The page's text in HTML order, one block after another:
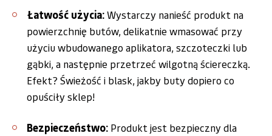
Łatwość użycia:Wystarczy nanieść produkt na
powierzchnię butów, delikatnie wmasować przy
użyciu wbudowanego aplikatora, szczoteczki lub
gąbki, a następnie przetrzeć wilgotną ściereczką.
Efekt? Świeżość i blask, jakby buty dopiero co
opuściły sklep!
Bezpieczeństwo: Produkt jest bezpieczny dla